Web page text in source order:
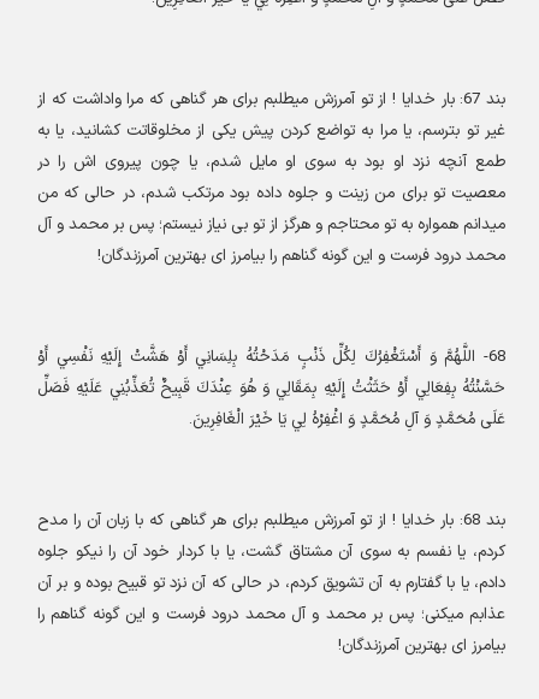
بند67: بار خدایا ! از تو آمرزش میطلبم برای هر گناهی که مرا واداشت که از
غیر تو بترسم، یا مرا به تواضع کردن پیش یکی از مخلوقاتت کشانید، یا به
طمع آنچه نزد او بود به سوی او مایل شدم، یا چون پیروی اش را در
معصیت تو برای من زینت و جلوه داده بود مرتکب شدم، در حالی که من
میدانم همواره به تو محتاجم و هرگز از تو بی نیاز نیستم؛ پس بر محمد و آل
محمد درود فرست و این گونه گناهم را بیامرز ای بهترین آمرزندگان!
68- اللَّهُمَّ وَ أَسْتَغْفِرُكَ لِكُلِّ ذَنْبٍ مَدَحْتُهُ بِلِسَانِي أَوْ هَشَّتْ إِلَيْهِ نَفْسِي أَوْ
حَسَّنْتُهُ بِفِعَالِي أَوْ حَثَثْتُ إِلَيْهِ بِمَقَالِي وَ هُوَ عِنْدَكَ قَبِيحٌ تُعَذِّبُنِي عَلَيْهِ فَصَلِّ
عَلَى مُحَمَّدٍ وَ آلِ مُحَمَّدٍ وَ اغْفِرْهُ لِي يَا خَيْرَ الْغَافِرِينَ.
بند68: بار خدایا ! از تو آمرزش میطلبم برای هر گناهی که با زبان آن را مدح
کردم، یا نفسم به سوی آن مشتاق گشت، یا با کردار خود آن را نیکو جلوه
دادم، یا با گفتارم به آن تشویق کردم، در حالی که آن نزد تو قبیح بوده و بر آن
عذابم میکنی؛ پس بر محمد و آل محمد درود فرست و این گونه گناهم را
بیامرز ای بهترین آمرزندگان!